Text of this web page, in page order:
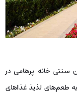
سنتی خانه پرهامی در
طعم‌های لذیذ غذاهای